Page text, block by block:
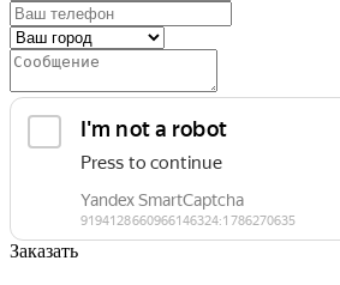
Заказать